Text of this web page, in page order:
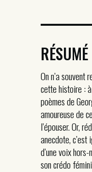
RÉSUMÉ
On n’a souvent
cette histoire :
poèmes de
amoureuse de
l’épouser. Or,
anecdote, c’est
d’une voix
son crédo